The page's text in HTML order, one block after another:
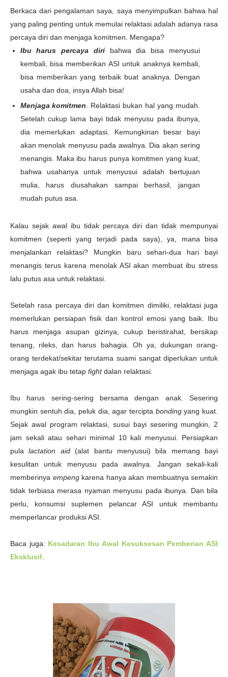
Berkaca dari pengalaman saya, saya menyimpulkan bahwa hal
yang paling penting untuk memulai relaktasi adalah adanya rasa
percaya diri dan menjaga komitmen. Mengapa?
Ibu harus percaya diri bahwa dia bisa menyusui
kembali, bisa memberikan ASI untuk anaknya kembali,
bisa memberikan yang terbaik buat anaknya. Dengan
usaha dan doa, insya Allah bisa!
Menjaga komitmen . Relaktasi bukan hal yang mudah.
Setelah cukup lama bayi tidak menyusu pada ibunya,
dia memerlukan adaptasi. Kemungkinan besar bayi
akan menolak menyusu pada awalnya. Dia akan sering
menangis. Maka ibu harus punya komitmen yang kuat,
bahwa usahanya untuk menyusui adalah bertujuan
mulia, harus diusahakan sampai berhasil, jangan
mudah putus asa.
Kalau sejak awal ibu tidak percaya diri dan tidak mempunyai
komitmen (seperti yang terjadi pada saya), ya, mana bisa
menjalankan relaktasi? Mungkin baru sehari-dua hari bayi
menangis terus karena menolak ASI akan membuat ibu stress
lalu putus asa untuk relaktasi.
Setelah rasa percaya diri dan komitmen dimiliki, relaktasi juga
memerlukan persiapan fisik dan kontrol emosi yang baik. Ibu
harus menjaga asupan gizinya, cukup beristirahat, bersikap
tenang, rileks, dan harus bahagia. Oh ya, dukungan orang-
orang terdekat/sekitar terutama suami sangat diperlukan untuk
menjaga agak ibu tetap fightdalan relaktasi.
Ibu harus sering-sering bersama dengan anak. Sesering
mungkin sentuh dia, peluk dia, agar tercipta bondingyang kuat.
Sejak awal program relaktasi, susui bayi sesering mungkin, 2
jam sekali atau sehari minimal 10 kali menyusui. Persiapkan
pulalactation aid (alat bantu menyusui) bila memang bayi
kesulitan untuk menyusu pada awalnya. Jangan sekali-kali
memberinya empengkarena hanya akan membuatnya semakin
tidak terbiasa merasa nyaman menyusu pada ibunya. Dan bila
perlu, konsumsi suplemen pelancar ASI untuk membantu
memperlancar produksi ASI.
Baca juga: Kesadaran Ibu Awal Kesuksesan Pemberian ASI
Eksklusif